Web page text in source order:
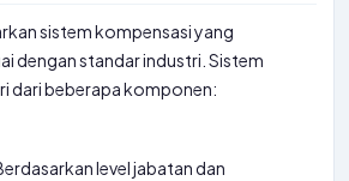
sistem kompensasi yang
dengan standar industri. Sistem
dari beberapa komponen:
level jabatan dan